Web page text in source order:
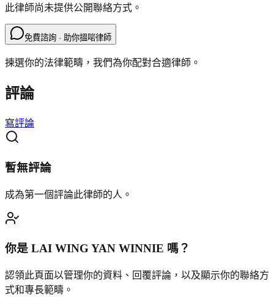
此律師尚未提供公開聯絡方式。
免費諮詢 · 助你搵啱律師
揀選你的法律範疇，我們為你配對合適律師。
評論
寫評論
暫無評論
成為第一個評論此律師的人。
你是 LAI WING YAN WINNIE 嗎？
認領此頁面以管理你的資料、回覆評論，以及顯示你的聯絡方
式和專長範疇。